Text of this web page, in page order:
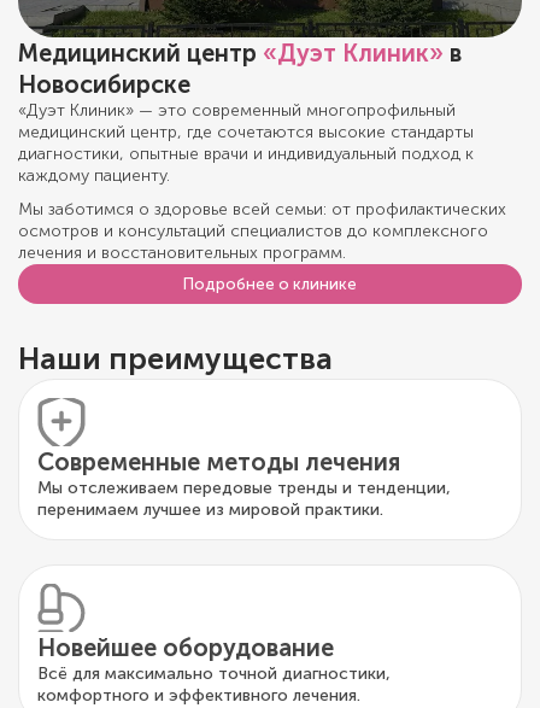
Медицинский центр «Дуэт Клиник» в
Новосибирске
«Дуэт Клиник» — это современный многопрофильный
медицинский центр, где сочетаются высокие стандарты
диагностики, опытные врачи и индивидуальный подход к
каждому пациенту.
Мы заботимся о здоровье всей семьи: от профилактических
осмотров и консультаций специалистов до комплексного
лечения и восстановительных программ.
Подробнее о клинике
Наши преимущества
Современные методы лечения
Мы отслеживаем передовые тренды и тенденции,
перенимаем лучшее из мировой практики.
Новейшее оборудование
Всё для максимально точной диагностики,
комфортного и эффективного лечения.